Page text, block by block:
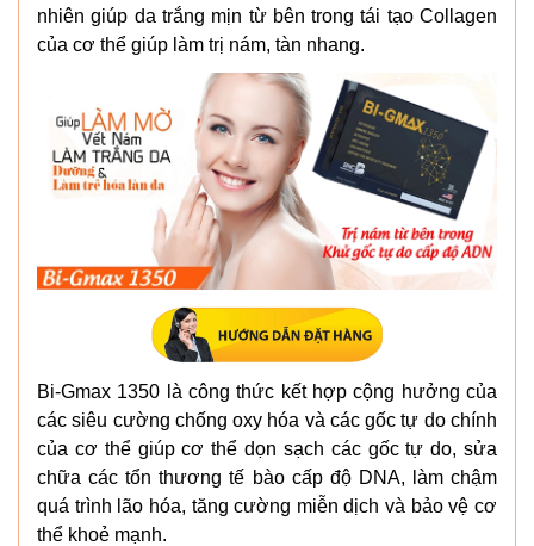
nhiên giúp da trắng mịn từ bên trong tái tạo Collagen
của cơ thể giúp làm trị nám, tàn nhang.
Bi-Gmax 1350 là công thức kết hợp cộng hưởng của
các siêu cường chống oxy hóa và các gốc tự do chính
của cơ thể giúp cơ thể dọn sạch các gốc tự do, sửa
chữa các tổn thương tế bào cấp độ DNA, làm chậm
quá trình lão hóa, tăng cường miễn dịch và bảo vệ cơ
thể khoẻ mạnh.